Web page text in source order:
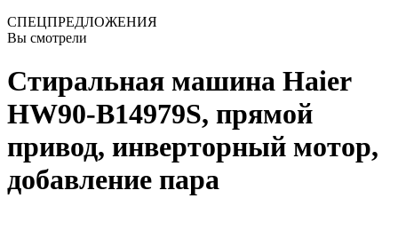
СПЕЦПРЕДЛОЖЕНИЯ
Вы смотрели
Стиральная машина Haier
HW90-B14979S, прямой
привод, инверторный мотор,
добавление пара